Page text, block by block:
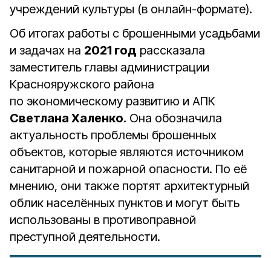
учреждений культуры (в онлайн-формате).
Об итогах работы с брошенными усадьбами
и задачах на 2021 год рассказала
заместитель главы администрации
Краснояружского района
по экономическому развитию и АПК
Светлана Халенко. Она обозначила
актуальность проблемы брошенных
объектов, которые являются источником
санитарной и пожарной опасности. По её
мнению, они также портят архитектурный
облик населённых пунктов и могут быть
использованы в противоправной
преступной деятельности.